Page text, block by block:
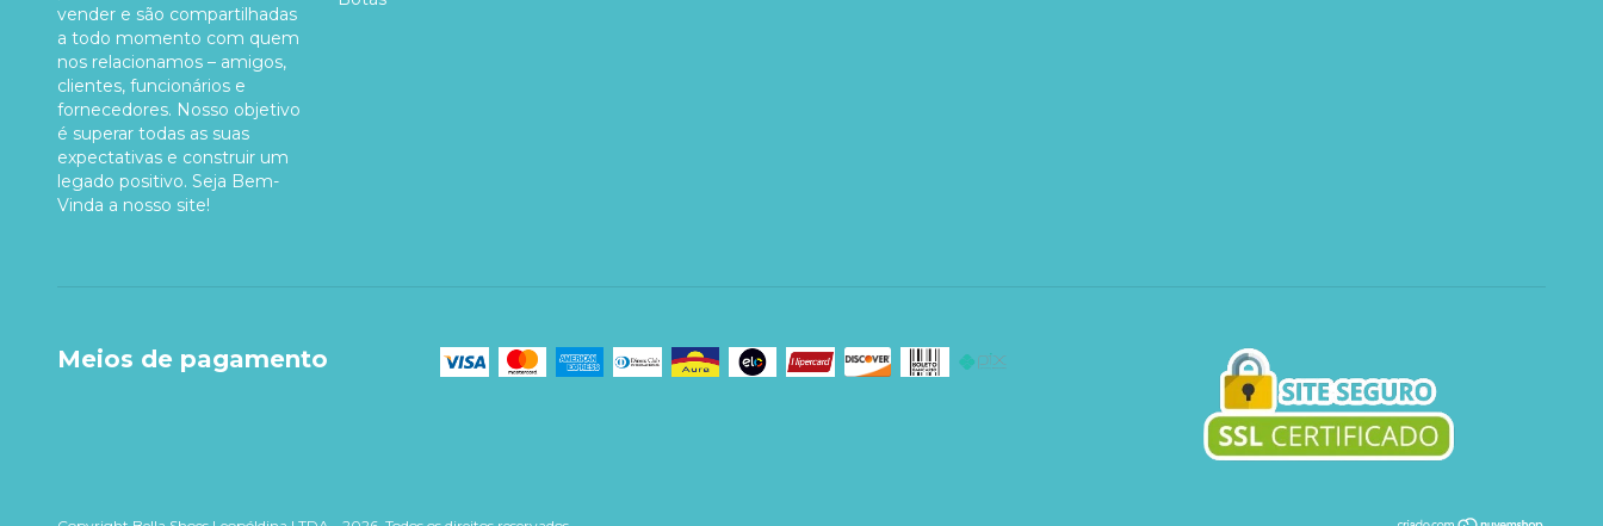
vender e são compartilhadas
a todo momento com quem
nos relacionamos – amigos,
clientes, funcionários e
fornecedores. Nosso objetivo
é superar todas as suas
expectativas e construir um
legado positivo. Seja Bem-
Vinda a nosso site!
Meios de pagamento